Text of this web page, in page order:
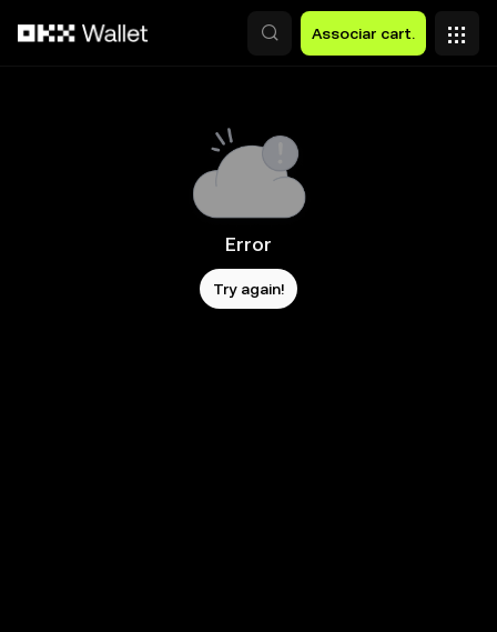
Associar cart.
Error
Try again!